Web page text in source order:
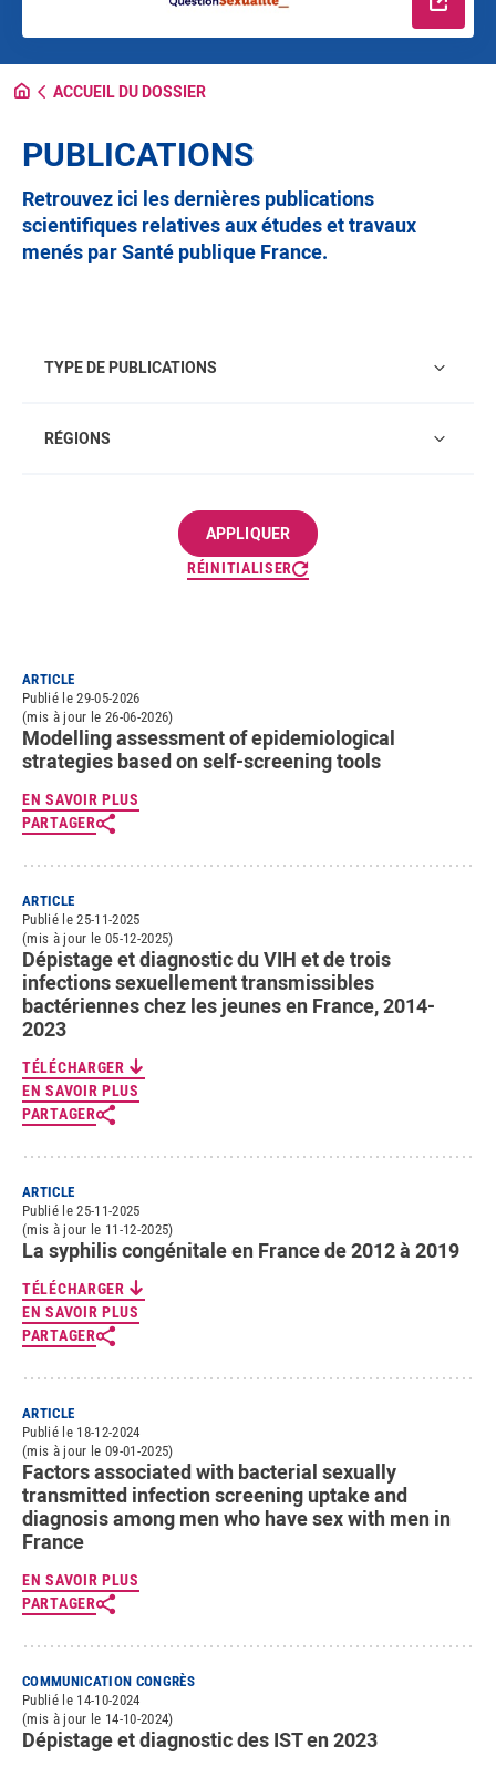
En
ACCUEIL DU DOSSIER
PUBLICATIONS
Retrouvez ici les dernières publications
scientifiques relatives aux études et travaux
menés par Santé publique France.
TYPE DE PUBLICATIONS
RÉGIONS
RÉINITIALISER
ARTICLE
Publié le 29-05-2026
(mis à jour le 26-06-2026)
Modelling assessment of epidemiological
strategies based on self-screening tools
EN SAVOIR PLUS
PARTAGER
ARTICLE
Publié le 25-11-2025
(mis à jour le 05-12-2025)
Dépistage et diagnostic du VIH et de trois
infections sexuellement transmissibles
bactériennes chez les jeunes en France, 2014-
2023
TÉLÉCHARGER
EN SAVOIR PLUS
PARTAGER
ARTICLE
Publié le 25-11-2025
(mis à jour le 11-12-2025)
La syphilis congénitale en France de 2012 à 2019
TÉLÉCHARGER
EN SAVOIR PLUS
PARTAGER
ARTICLE
Publié le 18-12-2024
(mis à jour le 09-01-2025)
Factors associated with bacterial sexually
transmitted infection screening uptake and
diagnosis among men who have sex with men in
France
EN SAVOIR PLUS
PARTAGER
COMMUNICATION CONGRÈS
Publié le 14-10-2024
(mis à jour le 14-10-2024)
Dépistage et diagnostic des IST en 2023